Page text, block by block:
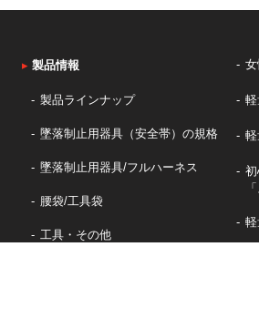
▸製品情報
製品ラインナップ
墜落制止用器具（安全帯）の規格
墜落制止用器具/フルハーネス
腰袋/工具袋
工具・その他
女
軽
軽